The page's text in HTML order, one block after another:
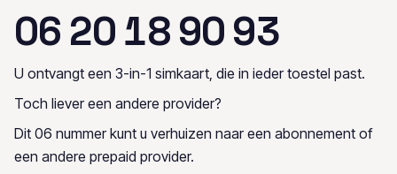
06 20189093
U ontvangt een 3-in-1 simkaart, die in ieder toestel past.
Toch liever een andere provider?
Dit 06 nummer kunt u verhuizen naar een abonnement of
een andere prepaid provider.